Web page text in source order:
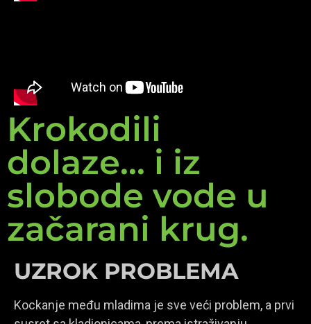
Krokodili
dolaze... i iz
slobode vode u
začarani krug.
UZROK PROBLEMA
Kockanje među mladima je sve veći problem, a prvi